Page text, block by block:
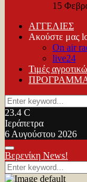
15
ΑΓΓΕΛΙΕΣ
Ακούστε μας
On air
live24
Τιμές
Search
for:
23.4 C
Ιεράπετρα
6 Αυγούστου 2026
Facebook
Twitter
Youtube
Primary
Menu
Βερενίκη News!
Search
for: